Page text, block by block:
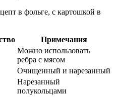
Примечания
Можно использовать
ребра с мясом
Очищенный и нарезанный
Нарезанный
полукольцами